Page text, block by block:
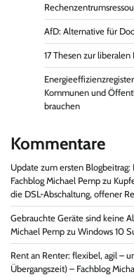
AfD: Alternative für
17 Thesen zur
Kommunen und
brauchen
Kommentare
Update zum ersten
Fachblog Michael Pemp zu
die DSL-Abschaltung, offener
Gebrauchte Geräte sind keine
Michael Pemp zu Windows 10
Rent an Renter: flexibel, agil –
Übergangszeit) – Fachblog